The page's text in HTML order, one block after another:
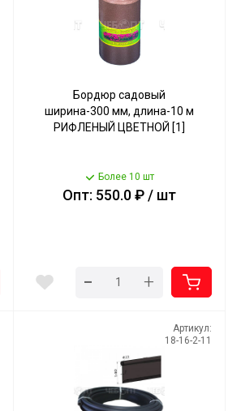
Бордюр садовый
ширина-300 мм, длина-10 м
РИФЛЕНЫЙ ЦВЕТНОЙ [1]
Более 10 шт
Опт: 550.0 ₽ / шт
- +
Артикул:
18-16-2-11